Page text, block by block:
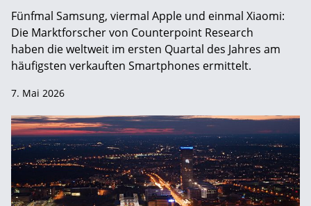
Fünfmal Samsung, viermal Apple und einmal Xiaomi:
Die Marktforscher von Counterpoint Research
haben die weltweit im ersten Quartal des Jahres am
häufigsten verkauften Smartphones ermittelt.
7. Mai 2026